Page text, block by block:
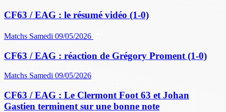
CF63 / EAG : le résumé vidéo (1-0)
Matchs Samedi 09/05/2026
CF63 / EAG : réaction de Grégory Proment (1-0)
Matchs Samedi 09/05/2026
CF63 / EAG : Le Clermont Foot 63 et Johan
Gastien terminent sur une bonne note